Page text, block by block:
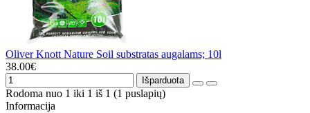
Oliver Knott Nature Soil substratas augalams; 10l
38.00€
Išparduota
Rodoma nuo 1 iki 1 iš 1 (1 puslapių)
Informacija